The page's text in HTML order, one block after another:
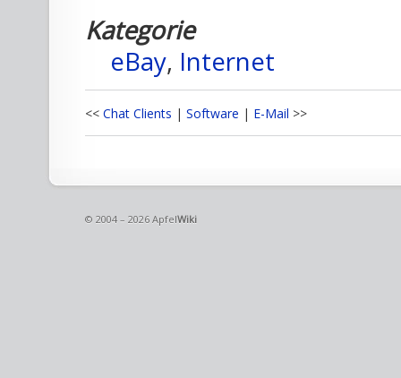
Kategorie
eBay, Internet
<< Chat Clients | Software | E-Mail >>
© 2004 – 2026 ApfelWiki